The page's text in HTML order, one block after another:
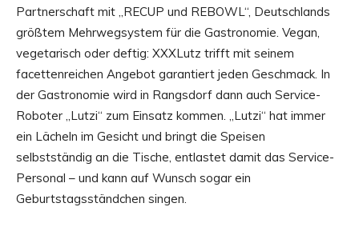
Partnerschaft mit „RECUP und REBOWL“, Deutschlands
größtem Mehrwegsystem für die Gastronomie. Vegan,
vegetarisch oder deftig: XXXLutz trifft mit seinem
facettenreichen Angebot garantiert jeden Geschmack. In
der Gastronomie wird in Rangsdorf dann auch Service-
Roboter „Lutzi“ zum Einsatz kommen. „Lutzi“ hat immer
ein Lächeln im Gesicht und bringt die Speisen
selbstständig an die Tische, entlastet damit das Service-
Personal – und kann auf Wunsch sogar ein
Geburtstagsständchen singen.